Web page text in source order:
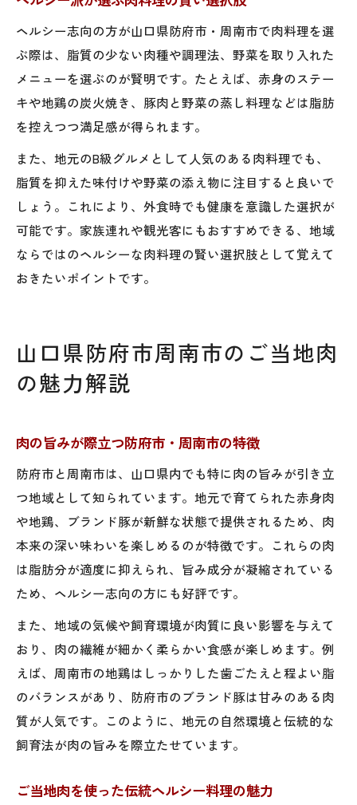
ヘルシー志向の方が山口県防府市・周南市で肉料理を選
ぶ際は、脂質の少ない肉種や調理法、野菜を取り入れた
メニューを選ぶのが賢明です。たとえば、赤身のステー
キや地鶏の炭火焼き、豚肉と野菜の蒸し料理などは脂肪
を控えつつ満足感が得られます。
また、地元のB級グルメとして人気のある肉料理でも、
脂質を抑えた味付けや野菜の添え物に注目すると良いで
しょう。これにより、外食時でも健康を意識した選択が
可能です。家族連れや観光客にもおすすめできる、地域
ならではのヘルシーな肉料理の賢い選択肢として覚えて
おきたいポイントです。
山口県防府市周南市のご当地肉
の魅力解説
肉の旨みが際立つ防府市・周南市の特徴
防府市と周南市は、山口県内でも特に肉の旨みが引き立
つ地域として知られています。地元で育てられた赤身肉
や地鶏、ブランド豚が新鮮な状態で提供されるため、肉
本来の深い味わいを楽しめるのが特徴です。これらの肉
は脂肪分が適度に抑えられ、旨み成分が凝縮されている
ため、ヘルシー志向の方にも好評です。
また、地域の気候や飼育環境が肉質に良い影響を与えて
おり、肉の繊維が細かく柔らかい食感が楽しめます。例
えば、周南市の地鶏はしっかりした歯ごたえと程よい脂
のバランスがあり、防府市のブランド豚は甘みのある肉
質が人気です。このように、地元の自然環境と伝統的な
飼育法が肉の旨みを際立たせています。
ご当地肉を使った伝統ヘルシー料理の魅力